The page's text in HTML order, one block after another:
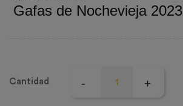
Gafas de Nochevieja 2023
Cantidad